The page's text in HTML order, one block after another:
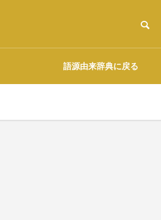
語源由来辞典に戻る